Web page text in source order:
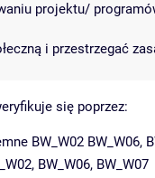
projektu/
i przestrzegać
się poprzez:
BW_W02 BW_W06,
BW_W06, BW_W07